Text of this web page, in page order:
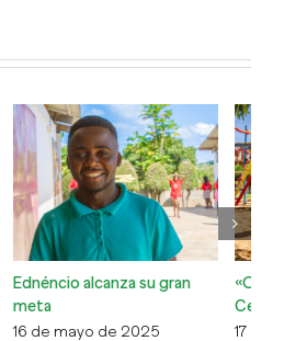
«Os Passarinhos» del
Centro Munti
17 de abril de 2024